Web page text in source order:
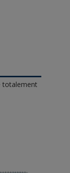
totalement